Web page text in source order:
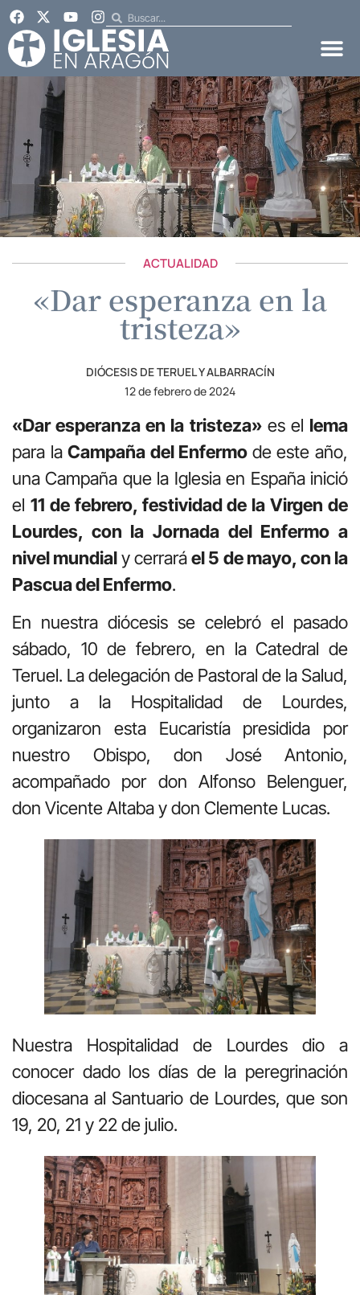
ACTUALIDAD
«Dar esperanza en la
tristeza»
DIÓCESIS DE TERUEL Y ALBARRACÍN
12 de febrero de 2024
«Dar esperanza en la tristeza»es el lema
para laCampaña del Enfermo de este año,
una Campaña que la Iglesia en España inició
el 11 de febrero, festividad de la Virgen de
Lourdes, con la Jornada del Enfermo a
nivel mundialy cerraráel 5 de mayo, con la
Pascua del Enfermo.
En nuestra diócesis se celebró el pasado
sábado, 10 de febrero, en la Catedral de
Teruel. La delegación de Pastoral de la Salud,
junto a la Hospitalidad de Lourdes,
organizaron esta Eucaristía presidida por
nuestro Obispo, don José Antonio,
acompañado por don Alfonso Belenguer,
don Vicente Altaba y don Clemente Lucas.
Nuestra Hospitalidad de Lourdes dio a
conocer dado los días de la peregrinación
diocesana al Santuario de Lourdes, que son
19, 20, 21 y 22 de julio.